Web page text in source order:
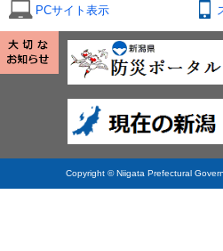
PCサイト表示
Copyright © Niigata Prefectural